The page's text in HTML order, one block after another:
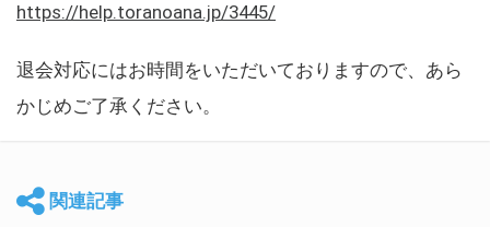
https://help.toranoana.jp/3445/
退会対応にはお時間をいただいておりますので、あら
かじめご了承ください。
関連記事